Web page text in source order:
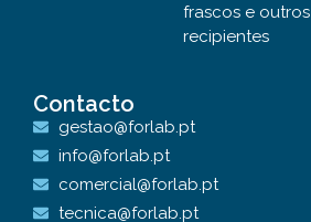
frascos e outros
recipientes
Contacto
gestao@forlab.pt
info@forlab.pt
comercial@forlab.pt
tecnica@forlab.pt